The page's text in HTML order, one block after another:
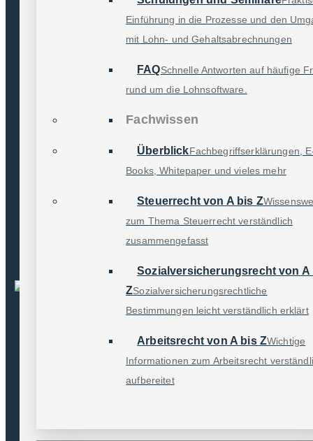
Einführung in die Prozesse und den
mit Lohn- und Gehaltsabrechnungen
FAQSchnelle Antworten auf häufige
rund um die Lohnsoftware.
Fachwissen
ÜberblickFachbegriffserklärungen,
Books, Whitepaper und vieles mehr
Steuerrecht von A bis Z
zum Thema Steuerrecht verständlich
zusammengefasst
Sozialversicherungsrecht von A
ZSozialversicherungsrechtliche
Bestimmungen leicht verständlich erklärt
Arbeitsrecht von A bis ZWichtige
Informationen zum Arbeitsrecht
aufbereitet
Abrechnungsmonat. Natürlich
besondere Beitragsberechnung
und auch die unterschiedliche
DATALINE Lohnabzug GmbH
Reinhold-Schleese-Straße 13 a-c
0511 / 98449344
Support-Hotline